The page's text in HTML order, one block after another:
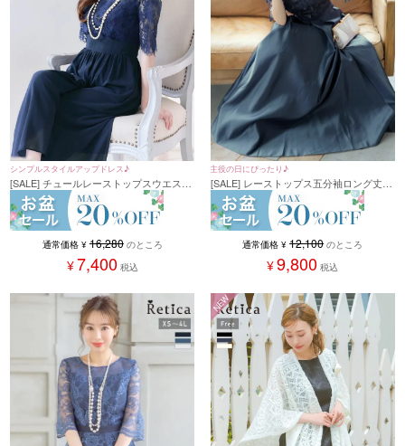
シンプルスタイルアップドレス♪
[SALE] チュールレーストップスウエスト
切替シフォンワイドパンツパーティード
レス (Sサイズ～4Lサイズ) (小澤美里)
[Retica/レティカ]
通常価格 ¥ 16,280 のところ
¥7,400 税込
主役の日にぴったり♪
[SALE] レーストップス五分袖ロング丈ワ
ンピースパーティードレス (XSサイズ～
4Lサイズ)
通常価格 ¥ 12,100 のところ
¥9,800 税込
NEW